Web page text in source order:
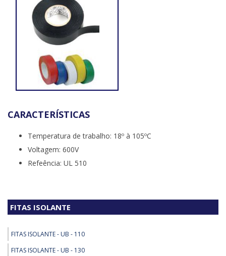
CARACTERÍSTICAS
Temperatura de trabalho: 18º à 105ºC
Voltagem: 600V
Refeência: UL 510
FITAS ISOLANTE
FITAS ISOLANTE - UB - 110
FITAS ISOLANTE - UB - 130